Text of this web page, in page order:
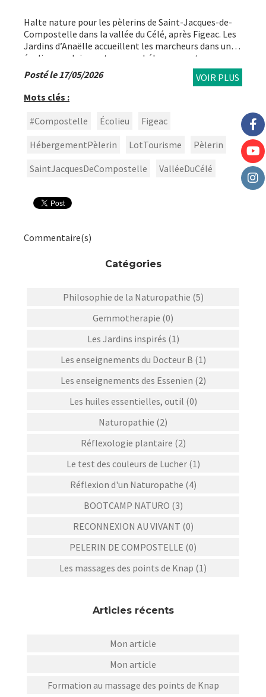
Halte nature pour les pèlerins de Saint-Jacques-de-
Compostelle dans la vallée du Célé, après Figeac. Les
Jardins d’Anaëlle accueillent les marcheurs dans un
écolieu en pleine nature avec hébergements
atypiques, repas, détente et réflexologie plantaire
pou
Posté le 17/05/2026
VOIR PLUS
Mots clés :
#Compostelle
Écolieu
Figeac
HébergementPèlerin
LotTourisme
Pèlerin
SaintJacquesDeCompostelle
ValléeDuCélé
Commentaire(s)
Catégories
Philosophie de la Naturopathie (5)
Gemmotherapie (0)
Les Jardins inspirés (1)
Les enseignements du Docteur B (1)
Les enseignements des Essenien (2)
Les huiles essentielles, outil (0)
Naturopathie (2)
Réflexologie plantaire (2)
Le test des couleurs de Lucher (1)
Réflexion d'un Naturopathe (4)
BOOTCAMP NATURO (3)
RECONNEXION AU VIVANT (0)
PELERIN DE COMPOSTELLE (0)
Les massages des points de Knap (1)
Articles récents
Mon article
Mon article
Formation au massage des points de Knap